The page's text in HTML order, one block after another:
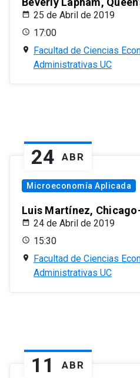
25 de Abril de 2019
17:00
Facultad de Ciencias
Administrativas UC
24 ABR
Microeconomía Aplicada
Luis Martínez,
24 de Abril de 2019
15:30
Facultad de Ciencias
Administrativas UC
11 ABR